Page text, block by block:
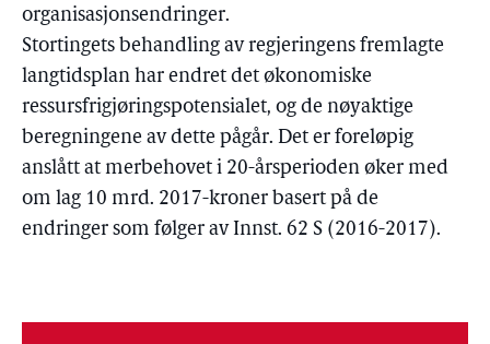
organisasjonsendringer.
Stortingets behandling av regjeringens fremlagte
langtidsplan har endret det økonomiske
ressursfrigjøringspotensialet, og de nøyaktige
beregningene av dette pågår. Det er foreløpig
anslått at merbehovet i 20-årsperioden øker med
om lag 10 mrd. 2017-kroner basert på de
endringer som følger av Innst. 62 S (2016-2017).